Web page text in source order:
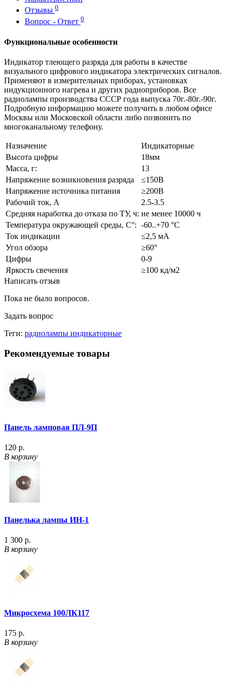
Отзывы 0
Вопрос - Ответ 0
Функциональные особенности
Индикатор тлеющего разряда для работы в качестве
визуального цифрового индикатора электрических сигналов.
Применяют в измерительных приборах, установках
индукционного нагрева и других радиоприборов. Все
радиолампы производства СССР года выпуска 70г.-80г.-90г.
Подробную информацию можете получить в любом офисе
Москвы или Московской области либо позвонить по
многоканальному телефону.
Назначение
Индикаторные
Высота цифры
18мм
Масса, г:
13
Напряжение возникновения разряда
≤150В
Напряжение источника питания
≥200В
Рабочий ток, А
2.5-3.5
Средняя наработка до отказа по ТУ, ч: не менее 10000 ч
Температура окружающей среды, С°: -60..+70 °С
Ток индикации
≤2,5 мА
Угол обзора
≥60°
Цифры
0-9
Яркость свечения
≥100 кд/м2
Написать отзыв
Пока не было вопросов.
Задать вопрос
Теги: радиолампы индикаторные
Рекомендуемые товары
Панель ламповая ПЛ-9П
120 р.
В корзину
Панелька лампы ИН-1
1 300 р.
В корзину
Микросхема 100ЛК117
175 р.
В корзину